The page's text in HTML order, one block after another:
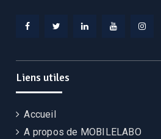
Liens utiles
Accueil
A propos de MOBILELABO